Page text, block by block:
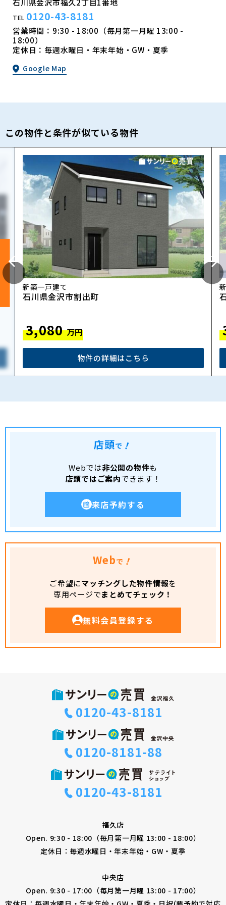
石川県金沢市福久2丁目1番地
TEL 0120-43-8181
営業時間：9:30 - 18:00（毎月第一月曜 13:00 -
18:00）
定休日：毎週水曜日・年末年始・GW・夏季
Google Map
この物件と条件が似ている物件
新築一戸建て
石川県金沢市割出町
3,080 万円
物件の詳細はこちら
店頭で！
Webでは非公開の物件も
店頭ではご案内できます！
来店予約する
Webで！
ご希望にマッチングした物件情報を
専用ページでまとめてチェック！
無料会員登録する
0120-43-8181
0120-8181-88
0120-43-8181
福久店
Open. 9:30 - 18:00（毎月第一月曜 13:00 - 18:00）
定休日：毎週水曜日・年末年始・GW・夏季
中央店
Open. 9:30 - 17:00（毎月第一月曜 13:00 - 17:00）